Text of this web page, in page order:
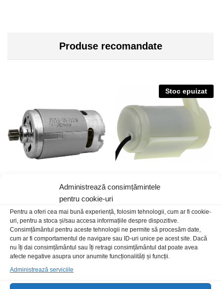
Administrează consimțămintele
pentru cookie-uri
Pentru a oferi cea mai bună experiență, folosim tehnologii, cum ar fi cookie-
uri, pentru a stoca și/sau accesa informațiile despre dispozitive.
Consimțământul pentru aceste tehnologii ne permite să procesăm date,
cum ar fi comportamentul de navigare sau ID-uri unice pe acest site. Dacă
nu îți dai consimțământul sau îți retragi consimțământul dat poate avea
afecte negative asupra unor anumite funcționalități și funcții.
Administrează serviciile
Produse recomandate
Stoc epuizat
16,00 lei/Buc
Stoc epuizat